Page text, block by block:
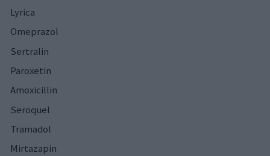
Lyrica
Omeprazol
Sertralin
Paroxetin
Amoxicillin
Seroquel
Tramadol
Mirtazapin